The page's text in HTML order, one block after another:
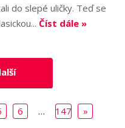
do slepé uličky. Teď se
Číst dále »
6 … 147 »